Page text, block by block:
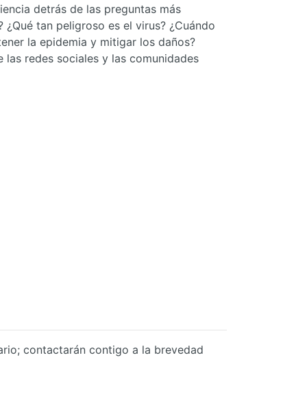
detrás de las preguntas más
tan peligroso es el virus? ¿Cuándo
la epidemia y mitigar los daños?
las redes sociales y las comunidades
contactarán contigo a la brevedad